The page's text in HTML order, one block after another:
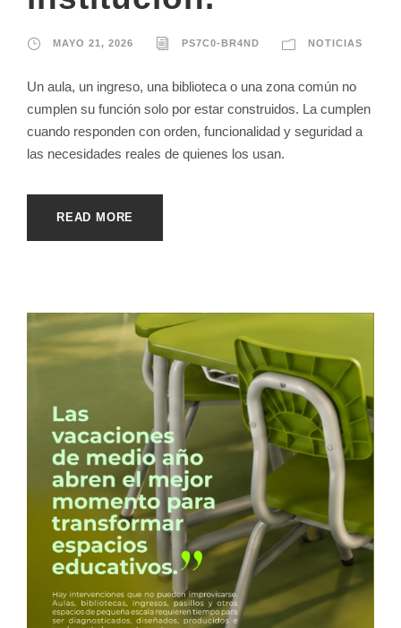
MAYO 21, 2026 PS7C0-BR4ND NOTICIAS
Un aula, un ingreso, una biblioteca o una zona común no
cumplen su función solo por estar construidos. La cumplen
cuando responden con orden, funcionalidad y seguridad a
las necesidades reales de quienes los usan.
READ MORE